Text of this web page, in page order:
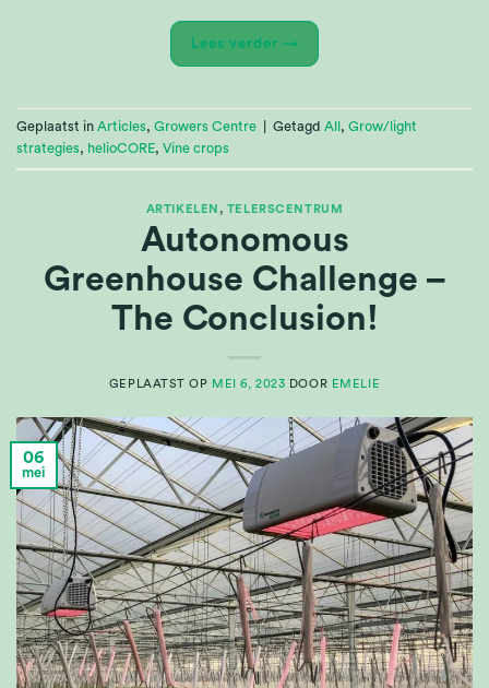
Lees verder →
Geplaatst in Articles, Growers Centre Getagd All , Grow/light
strategies, helioCORE, Vine crops
ARTIKELEN , TELERSCENTRUM
Autonomous
Greenhouse Challenge –
The Conclusion!
GEPLAATST OP MEI 6, 2023 DOOR EMELIE
06
mei